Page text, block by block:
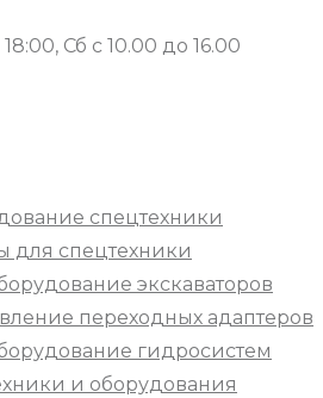
Сб с 10.00 до 16.00
спецтехники
для спецтехники
экскаваторов
переходных адаптеров
гидросистем
и оборудования